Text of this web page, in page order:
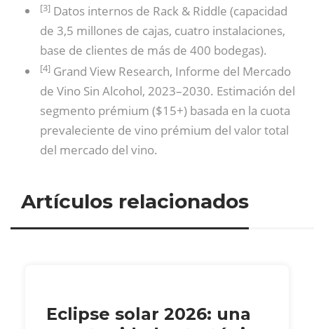
[3] Datos internos de Rack & Riddle (capacidad
de 3,5 millones de cajas, cuatro instalaciones,
base de clientes de más de 400 bodegas).
[4] Grand View Research, Informe del Mercado
de Vino Sin Alcohol, 2023–2030. Estimación del
segmento prémium ($15+) basada en la cuota
prevaleciente de vino prémium del valor total
del mercado del vino.
Artículos relacionados
Eclipse solar 2026: una